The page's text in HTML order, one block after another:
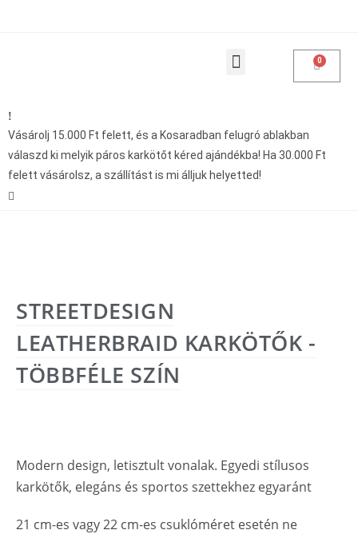
Vásárolj 15.000 Ft felett, és a Kosaradban felugró ablakban
válaszd ki melyik páros karkötőt kéred ajándékba! Ha 30.000 Ft
felett vásárolsz, a szállítást is mi álljuk helyetted!
STREETDESIGN
LEATHERBRAID KARKÖTŐK -
TÖBBFÉLE SZÍN
Modern design, letisztult vonalak. Egyedi stílusos
karkötők, elegáns és sportos szettekhez egyaránt
21 cm-es vagy 22 cm-es csuklóméret esetén ne